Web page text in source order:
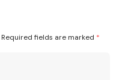
Required fields are marked *